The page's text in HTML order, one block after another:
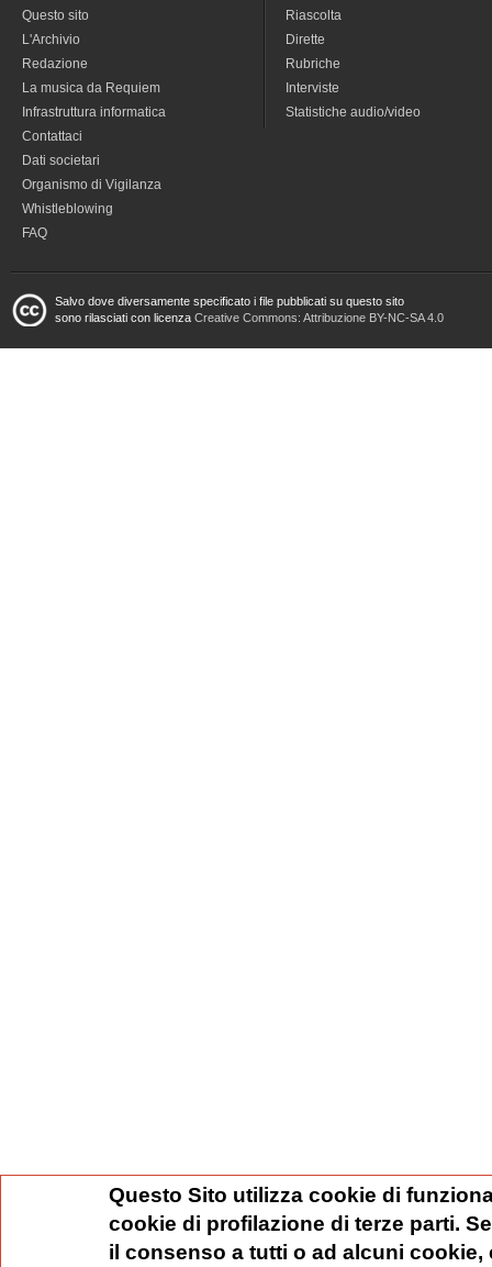
Questo sito
L'Archivio
Redazione
La musica da Requiem
Infrastruttura informatica
Contattaci
Dati societari
Organismo di Vigilanza
Whistleblowing
FAQ
Riascolta
Dirette
Rubriche
Interviste
Statistiche audio/video
Salvo dove diversamente specificato i file pubblicati su questo sito
sono rilasciati con licenza Creative Commons: Attribuzione BY-NC-SA 4.0
Questo Sito utilizza cookie di
cookie di profilazione di terze parti.
il consenso a tutti o ad alcuni